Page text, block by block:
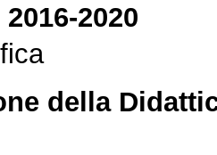
2020
della